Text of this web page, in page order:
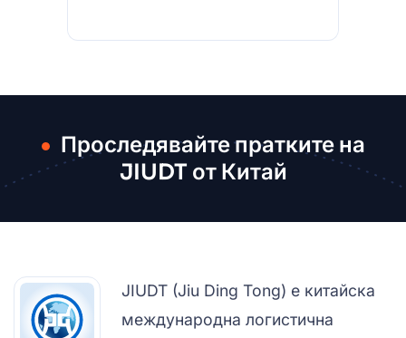
Проследявайте пратките на
JIUDT от Китай
JIUDT (Jiu Ding Tong) е китайска
международна логистична